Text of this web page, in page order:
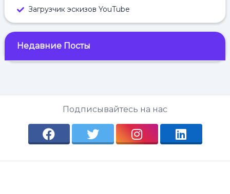
Загрузчик эскизов YouTube
Недавние Посты
Подписывайтесь на нас